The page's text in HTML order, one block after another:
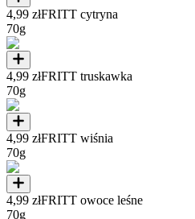
4,99 złFRITT cytryna
70g
4,99 złFRITT truskawka
70g
4,99 złFRITT wiśnia
70g
4,99 złFRITT owoce leśne
70g